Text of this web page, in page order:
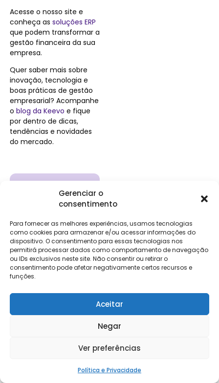
Gerenciar o
consentimento
Para fornecer as melhores experiências, usamos tecnologias
como cookies para armazenar e/ou acessar informações do
dispositivo. O consentimento para essas tecnologias nos
permitirá processar dados como comportamento de navegação
ou IDs exclusivos neste site. Não consentir ou retirar o
consentimento pode afetar negativamente certos recursos e
funções.
Aceitar
Negar
Ver preferências
Política e Privacidade
Acesse o nosso site e
conheça as soluções ERP
que podem transformar a
gestão financeira da sua
empresa.
Quer saber mais sobre
inovação, tecnologia e
boas práticas de gestão
empresarial? Acompanhe
o blog da Keevo e fique
por dentro de dicas,
tendências e novidades
do mercado.
Compartilhe
Institucional
Sobre Nós
Conosco
Relatório de
Clientes
Keevo
Login
Eventos
Escritórios
NG Essence
Empresas